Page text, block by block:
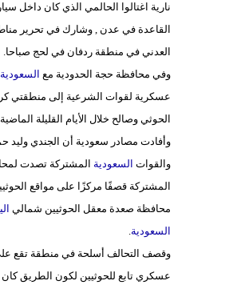
نارية اغتالوا الحالمي الذي كان داخل
القاعدة في عدن , وشارك في تحرير
العدني في منطقة ردفان في لحج صباحا.
وفي محافظة حجة الحدودية مع السعودية
عسكرية لقوات الشرعية إلى منطقتي
الحوثي وصالح خلال الأيام القليلة
وأفادت مصادر سعودية أن الجندي وليد
والقوات السعودية المشتركة تصدت
المشتركة قصفًا مركزًا على مواقع
محافظة صعدة معقل الحوثيين شمالي
السعودية.
وقصف التحالف أسلحة في منطقة تقع
عسكري تابع للحوثيين لكون الطريق كان